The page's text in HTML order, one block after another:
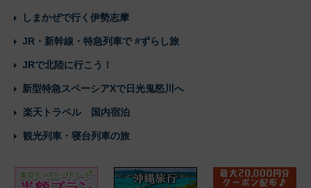
しまかぜで行く伊勢志摩
JR・新幹線・特急列車で #ずらし旅
JRで北陸に行こう！
新型特急スペーシアXで日光鬼怒川へ
楽天トラベル 国内宿泊
観光列車・寝台列車の旅